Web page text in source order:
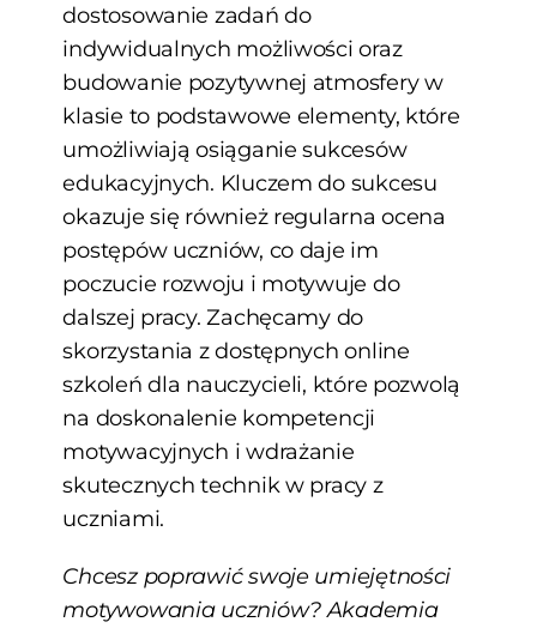
dostosowanie zadań do
indywidualnych możliwości oraz
budowanie pozytywnej atmosfery w
klasie to podstawowe elementy, które
umożliwiają osiąganie sukcesów
edukacyjnych. Kluczem do sukcesu
okazuje się również regularna ocena
postępów uczniów, co daje im
poczucie rozwoju i motywuje do
dalszej pracy. Zachęcamy do
skorzystania z dostępnych online
szkoleń dla nauczycieli, które pozwolą
na doskonalenie kompetencji
motywacyjnych i wdrażanie
skutecznych technik w pracy z
uczniami.
Chcesz poprawić swoje umiejętności
motywowania uczniów? Akademia